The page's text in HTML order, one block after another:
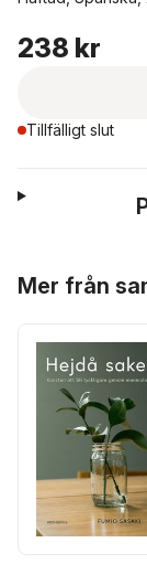
238 kr
Tillfälligt slut
Mer från